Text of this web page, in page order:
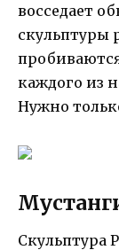
восседает
скульптуры
каждого из
Нужно
Скульптура